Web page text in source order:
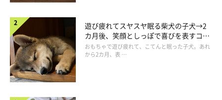
遊び疲れてスヤスヤ眠る柴犬の子犬→2
カ月後、笑顔としっぽで喜びを表すコに
成長！
おもちゃで遊び疲れて、こてんと眠った子犬。あれ
から2カ月、表 …